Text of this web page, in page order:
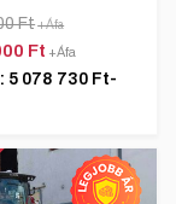
Ft+Áfa
Ft +Áfa
5 078 730 Ft-